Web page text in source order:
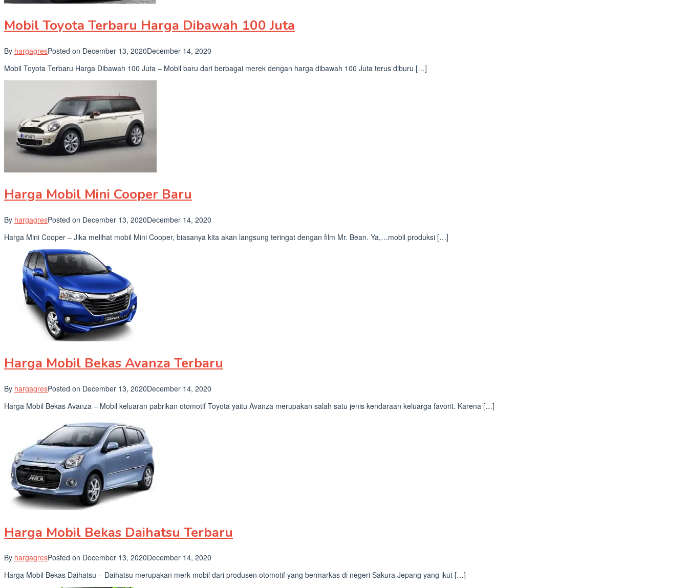
Mobil Toyota Terbaru Harga Dibawah 100 Juta
By hargagresPosted on December 13, 2020December 14, 2020
Mobil Toyota Terbaru Harga Dibawah 100 Juta – Mobil baru dari berbagai merek dengan harga dibawah 100 Juta terus diburu […]
Harga Mobil Mini Cooper Baru
By hargagresPosted on December 13, 2020December 14, 2020
Harga Mini Cooper – Jika melihat mobil Mini Cooper, biasanya kita akan langsung teringat dengan film Mr. Bean. Ya,…mobil produksi […]
Harga Mobil Bekas Avanza Terbaru
By hargagresPosted on December 13, 2020December 14, 2020
Harga Mobil Bekas Avanza – Mobil keluaran pabrikan otomotif Toyota yaitu Avanza merupakan salah satu jenis kendaraan keluarga favorit. Karena […]
Harga Mobil Bekas Daihatsu Terbaru
By hargagresPosted on December 13, 2020December 14, 2020
Harga Mobil Bekas Daihatsu – Daihatsu merupakan merk mobil dari produsen otomotif yang bermarkas di negeri Sakura Jepang yang ikut […]